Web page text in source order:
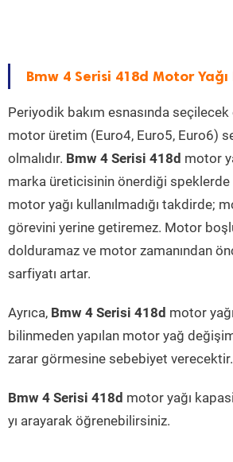
Bmw 4 Serisi 418d Motor
Periyodik bakım esnasında
motor üretim (Euro4, Euro5, Euro6)
olmalıdır. Bmw 4 Serisi 418d motor
marka üreticisinin önerdiği
motor yağı kullanılmadığı takdirde;
görevini yerine getiremez. Motor
dolduramaz ve motor zamanından
sarfiyatı artar.
Ayrıca, Bmw 4 Serisi 418d motor
bilinmeden yapılan motor yağ
zarar görmesine sebebiyet verecektir.
Bmw 4 Serisi 418d motor yağı
yı arayarak öğrenebilirsiniz.